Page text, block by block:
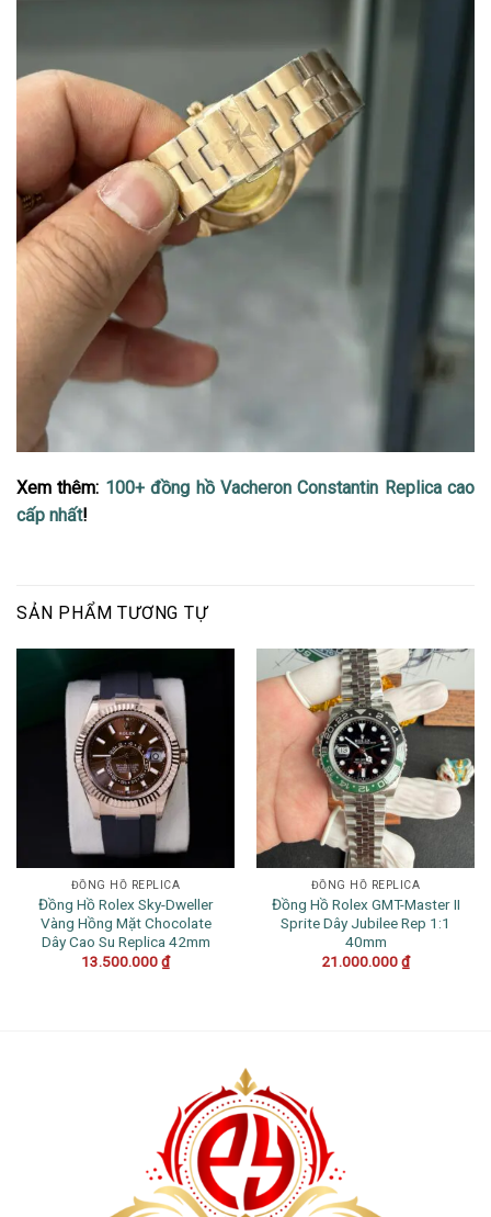
Xem thêm: 100+ đồng hồ Vacheron Constantin Replica cao
cấp nhất!
SẢN PHẨM TƯƠNG TỰ
ĐỒNG HỒ REPLICA
Đồng Hồ Rolex Sky-Dweller
Vàng Hồng Mặt Chocolate
Dây Cao Su Replica 42mm
13.500.000₫
ĐỒNG HỒ REPLICA
Đồng Hồ Rolex GMT-Master II
Sprite Dây Jubilee Rep 1:1
40mm
21.000.000₫